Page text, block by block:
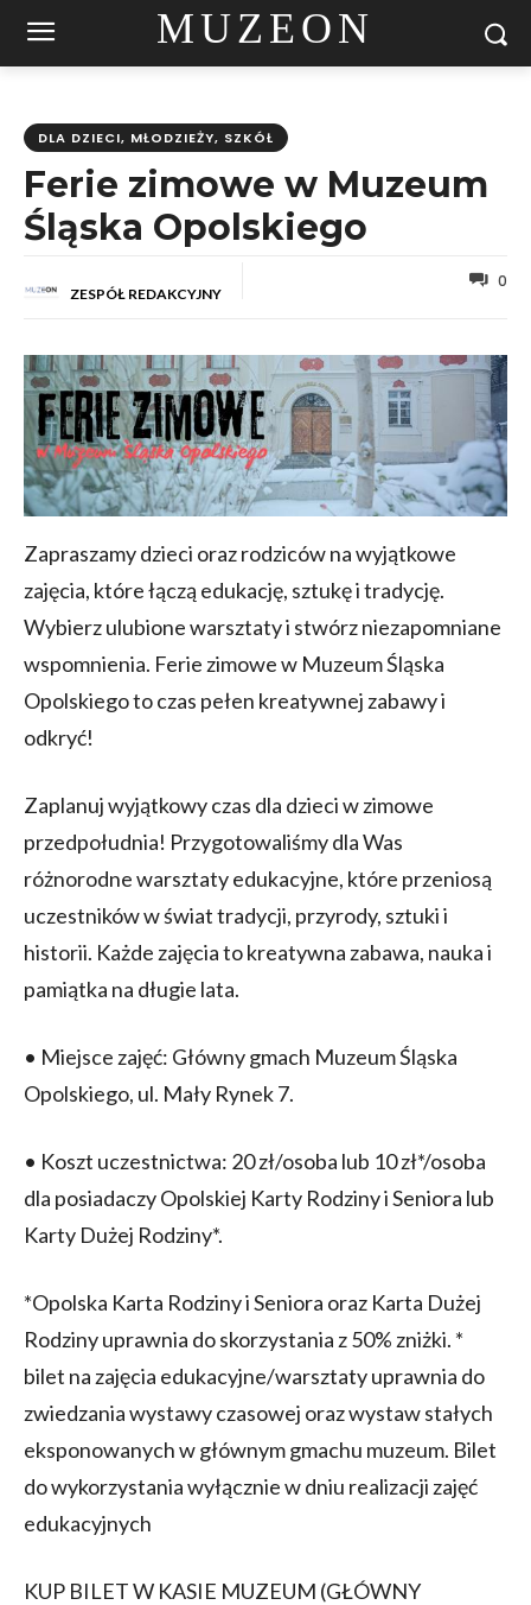
MUZEON
DLA DZIECI, MŁODZIEŻY, SZKÓŁ
Ferie zimowe w Muzeum
Śląska Opolskiego
ZESPÓŁ REDAKCYJNY
0
Zapraszamy dzieci oraz rodziców na wyjątkowe
zajęcia, które łączą edukację, sztukę i tradycję.
Wybierz ulubione warsztaty i stwórz niezapomniane
wspomnienia. Ferie zimowe w Muzeum Śląska
Opolskiego to czas pełen kreatywnej zabawy i
odkryć!
Zaplanuj wyjątkowy czas dla dzieci w zimowe
przedpołudnia! Przygotowaliśmy dla Was
różnorodne warsztaty edukacyjne, które przeniosą
uczestników w świat tradycji, przyrody, sztuki i
historii. Każde zajęcia to kreatywna zabawa, nauka i
pamiątka na długie lata.
• Miejsce zajęć: Główny gmach Muzeum Śląska
Opolskiego, ul. Mały Rynek 7.
• Koszt uczestnictwa: 20 zł/osoba lub 10 zł*/osoba
dla posiadaczy Opolskiej Karty Rodziny i Seniora lub
Karty Dużej Rodziny*.
*Opolska Karta Rodziny i Seniora oraz Karta Dużej
Rodziny uprawnia do skorzystania z 50% zniżki. *
bilet na zajęcia edukacyjne/warsztaty uprawnia do
zwiedzania wystawy czasowej oraz wystaw stałych
eksponowanych w głównym gmachu muzeum. Bilet
do wykorzystania wyłącznie w dniu realizacji zajęć
edukacyjnych
KUP BILET W KASIE MUZEUM (GŁÓWNY